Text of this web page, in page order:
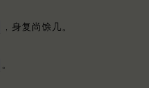
，身复尚馀几。
。